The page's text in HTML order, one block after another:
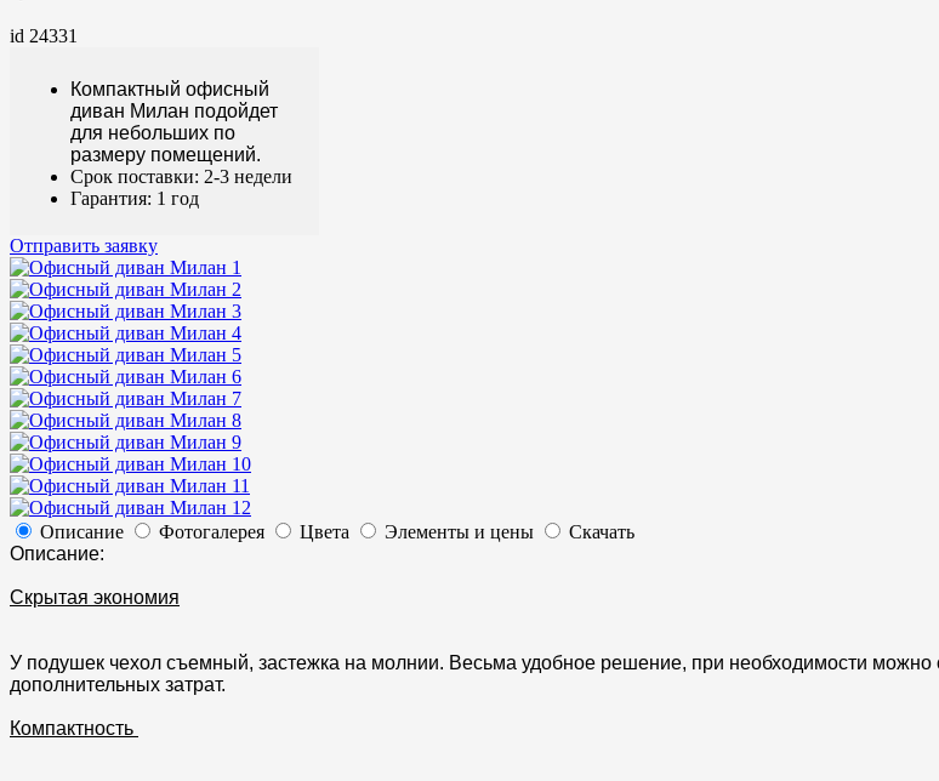
id 24331
Компактный офисный
диван Милан подойдет
для небольших по
размеру помещений.
Срок поставки: 2-3 недели
Гарантия: 1 год
Отправить заявку
Описание Фотогалерея Цвета Элементы и цены
Скачать
Описание:
Скрытая экономия
У подушек чехол съемный, застежка на молнии. Весьма удобное решение, при необходимости
дополнительных затрат.
Компактность